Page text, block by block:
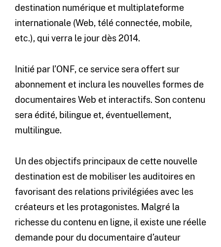
destination numérique et multiplateforme
internationale (Web, télé connectée, mobile,
etc.), qui verra le jour dès 2014.
Initié par l’ONF, ce service sera offert sur
abonnement et inclura les nouvelles formes de
documentaires Web et interactifs. Son contenu
sera édité, bilingue et, éventuellement,
multilingue.
Un des objectifs principaux de cette nouvelle
destination est de mobiliser les auditoires en
favorisant des relations privilégiées avec les
créateurs et les protagonistes. Malgré la
richesse du contenu en ligne, il existe une réelle
demande pour du documentaire d’auteur